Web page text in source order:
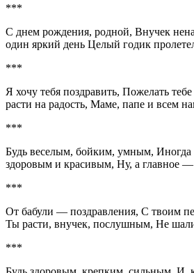
***
С днем рождения, родной, Внучек
один яркий день Целый годик
***
Я хочу тебя поздравить, Пожелать
расти на радость, Маме, папе и всем
***
Будь веселым, бойким, умным,
здоровым и красивым, Ну, а главное
***
От бабули — поздравления, С твоим
Ты расти, внучек, послушным, Не
***